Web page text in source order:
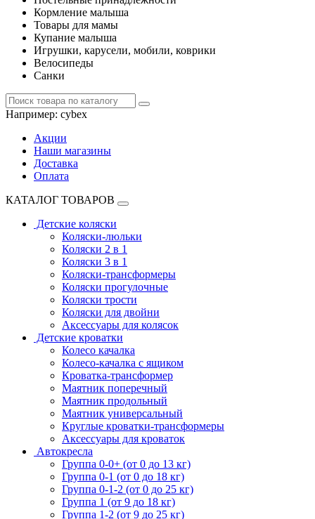
Кормление малыша
Товары для мамы
Купание малыша
Игрушки, карусели, мобили, коврики
Велосипеды
Санки
Например: cybex
Акции
Наши магазины
Доставка
Оплата
КАТАЛОГ ТОВАРОВ
Детские коляски
Коляски-люльки
Коляски 2 в 1
Коляски 3 в 1
Коляски-трансформеры
Коляски прогулочные
Коляски трости
Коляски для двойни
Аксессуары для колясок
Детские кроватки
Колесо качалка
Колесо-качалка с ящиком
Кроватка-трансформер
Маятник поперечный
Маятник продольный
Маятник универсальный
Круглые кроватки-трансформеры
Аксессуары для кроваток
Автокресла
Группа 0-0+ (от 0 до 13 кг)
Группа 0-1 (от 0 до 18 кг)
Группа 0-1-2 (от 0 до 25 кг)
Группа 1 (от 9 до 18 кг)
Группа 1-2 (от 9 до 25 кг)